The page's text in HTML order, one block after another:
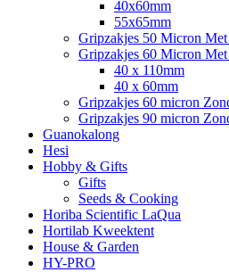
40x60mm
55x65mm
Gripzakjes 50 Micron Met
Gripzakjes 60 Micron Met
40 x 110mm
40 x 60mm
Gripzakjes 60 micron
Gripzakjes 90 micron
Guanokalong
Hesi
Hobby & Gifts
Gifts
Seeds & Cooking
Horiba Scientific LaQua
Hortilab Kweektent
House & Garden
HY-PRO